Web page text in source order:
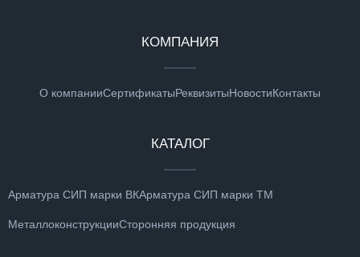
КОМПАНИЯ
О компанииСертификатыРеквизитыНовостиКонтакты
КАТАЛОГ
Арматура СИП марки ВКАрматура СИП марки ТМ
МеталлоконструкцииСторонняя продукция